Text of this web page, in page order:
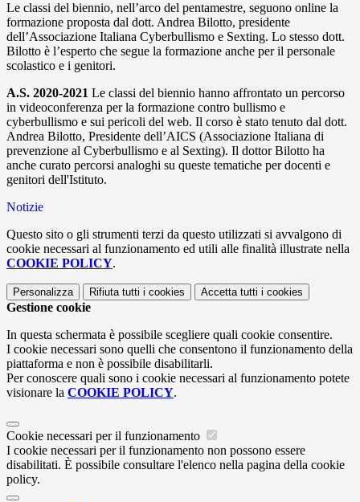
Le classi del biennio, nell’arco del pentamestre, seguono online la
formazione proposta dal dott. Andrea Bilotto, presidente
dell’Associazione Italiana Cyberbullismo e Sexting. Lo stesso dott.
Bilotto è l’esperto che segue la formazione anche per il personale
scolastico e i genitori.
A.S. 2020-2021 Le classi del biennio hanno affrontato un percorso
in videoconferenza per la formazione contro bullismo e
cyberbullismo e sui pericoli del web. Il corso è stato tenuto dal dott.
Andrea Bilotto, Presidente dell’AICS (Associazione Italiana di
prevenzione al Cyberbullismo e al Sexting). Il dottor Bilotto ha
anche curato percorsi analoghi su queste tematiche per docenti e
genitori dell'Istituto.
Notizie
Questo sito o gli strumenti terzi da questo utilizzati si avvalgono di
cookie necessari al funzionamento ed utili alle finalità illustrate nella
COOKIE POLICY.
Personalizza Rifiuta tutti i cookies Accetta tutti i cookies
Gestione cookie
In questa schermata è possibile scegliere quali cookie consentire.
I cookie necessari sono quelli che consentono il funzionamento della
piattaforma e non è possibile disabilitarli.
Per conoscere quali sono i cookie necessari al funzionamento potete
visionare la COOKIE POLICY.
Cookie necessari per il funzionamento
I cookie necessari per il funzionamento non possono essere
disabilitati. È possibile consultare l'elenco nella pagina della cookie
policy.